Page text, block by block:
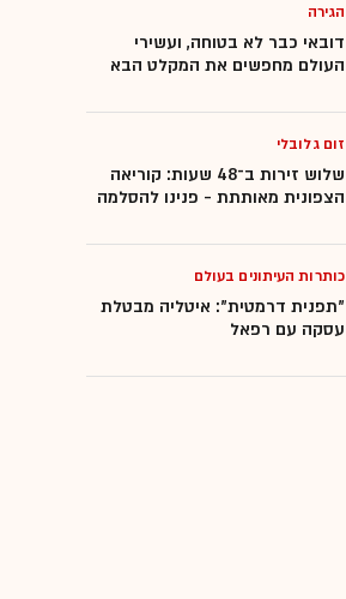
הגירה
דובאי כבר לא בטוחה, ועשירי
העולם מחפשים את המקלט הבא
זום גלובלי
שלוש זירות ב־48 שעות: קוריאה
הצפונית מאותתת - פנינו להסלמה
כותרות העיתונים בעולם
"תפנית דרמטית": איטליה מבטלת
עסקה עם רפאל